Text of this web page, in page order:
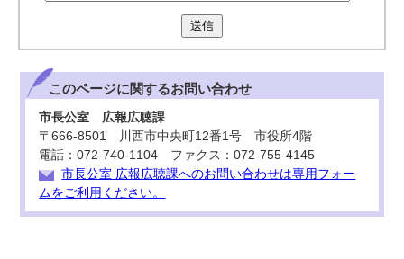
送信
このページに関するお問い合わせ
市長公室 広報広聴課
〒666-8501 川西市中央町12番1号 市役所4階
電話：072-740-1104 ファクス：072-755-4145
市長公室 広報広聴課へのお問い合わせは専用フォー
ムをご利用ください。